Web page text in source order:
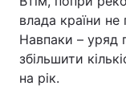
Техно і зв'язок
Зброя
Здоров'я
влада країни
Навпаки – уряд
збільшити
на рік.